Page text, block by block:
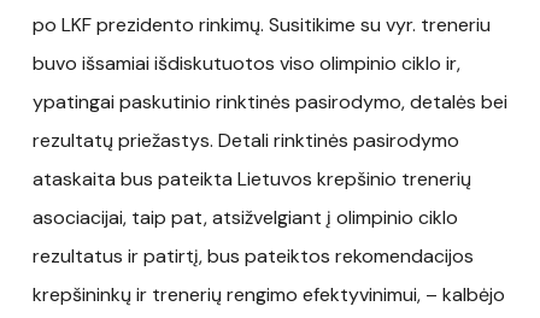
po LKF prezidento rinkimų. Susitikime su vyr. treneriu
buvo išsamiai išdiskutuotos viso olimpinio ciklo ir,
ypatingai paskutinio rinktinės pasirodymo, detalės bei
rezultatų priežastys. Detali rinktinės pasirodymo
ataskaita bus pateikta Lietuvos krepšinio trenerių
asociacijai, taip pat, atsižvelgiant į olimpinio ciklo
rezultatus ir patirtį, bus pateiktos rekomendacijos
krepšininkų ir trenerių rengimo efektyvinimui, – kalbėjo